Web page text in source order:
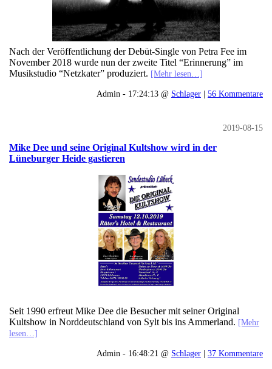
Nach der Veröffentlichung der Debüt-Single von Petra Fee im
November 2018 wurde nun der zweite Titel “Erinnerung” im
Musikstudio “Netzkater” produziert. [Mehr lesen…]
Admin - 17:24:13 @ Schlager | 56 Kommentare
2019-08-15
Mike Dee und seine Original Kultshow wird in der
Lüneburger Heide gastieren
Seit 1990 erfreut Mike Dee die Besucher mit seiner Original
Kultshow in Norddeutschland von Sylt bis ins Ammerland. [Mehr
lesen…]
Admin - 16:48:21 @ Schlager | 37 Kommentare